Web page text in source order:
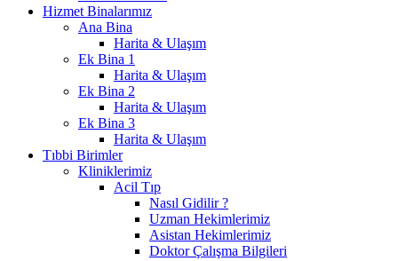
Hizmet Binalarımız
Ana Bina
Harita & Ulaşım
Ek Bina 1
Harita & Ulaşım
Ek Bina 2
Harita & Ulaşım
Ek Bina 3
Harita & Ulaşım
Tıbbi Birimler
Kliniklerimiz
Acil Tıp
Nasıl Gidilir ?
Uzman Hekimlerimiz
Asistan Hekimlerimiz
Doktor Çalışma Bilgileri